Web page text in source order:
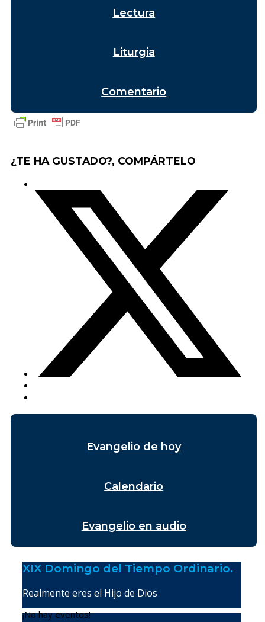
Lectura
Liturgia
Comentario
¿TE HA GUSTADO?, COMPÁRTELO
Evangelio de hoy
Calendario
Evangelio en audio
XIX Domingo del Tiempo Ordinario.
Realmente eres el Hijo de Dios
¡No hay eventos!